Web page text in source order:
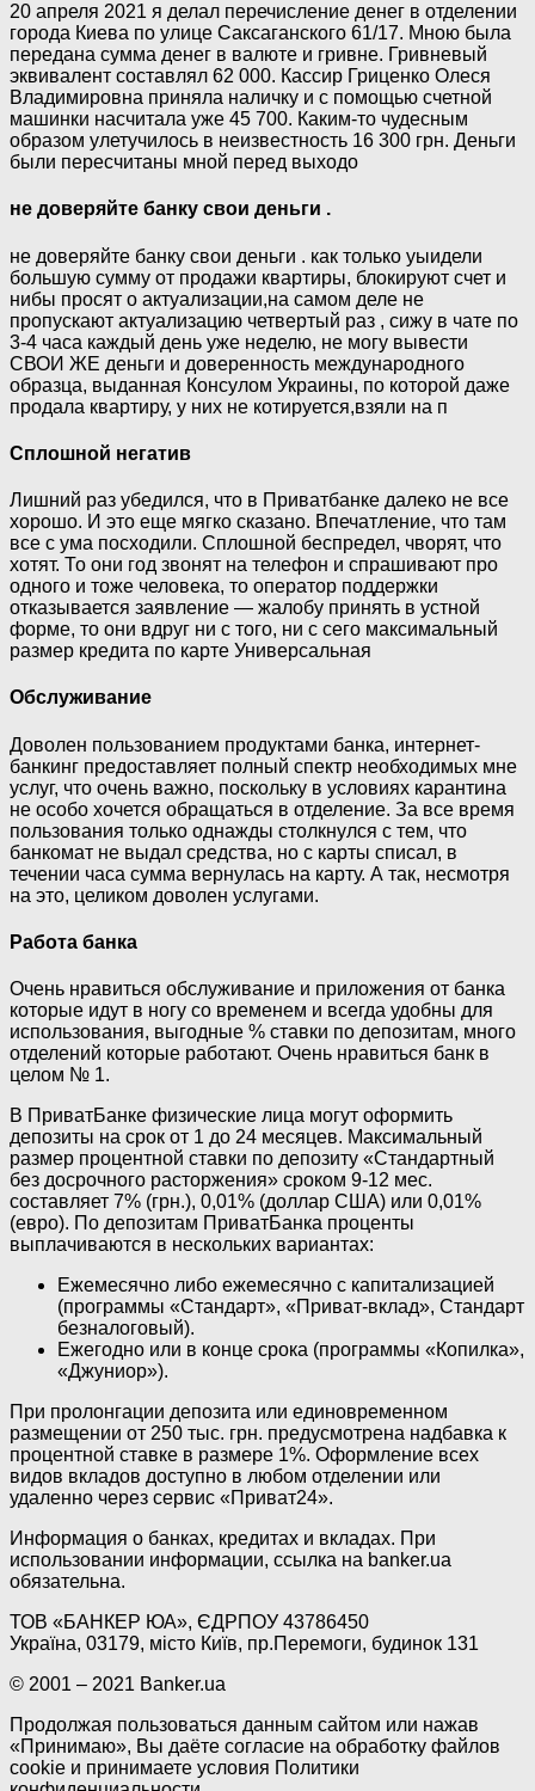
20 апреля 2021 я делал перечисление денег в отделении
города Киева по улице Саксаганского 61/17. Мною была
передана сумма денег в валюте и гривне. Гривневый
эквивалент составлял 62 000. Кассир Гриценко Олеся
Владимировна приняла наличку и с помощью счетной
машинки насчитала уже 45 700. Каким-то чудесным
образом улетучилось в неизвестность 16 300 грн. Деньги
были пересчитаны мной перед выходо
не доверяйте банку свои деньги .
не доверяйте банку свои деньги . как только уыидели
большую сумму от продажи квартиры, блокируют счет и
нибы просят о актуализации,на самом деле не
пропускают актуализацию четвертый раз , сижу в чате по
3-4 часа каждый день уже неделю, не могу вывести
СВОИ ЖЕ деньги и доверенность международного
образца, выданная Консулом Украины, по которой даже
продала квартиру, у них не котируется,взяли на п
Сплошной негатив
Лишний раз убедился, что в Приватбанке далеко не все
хорошо. И это еще мягко сказано. Впечатление, что там
все с ума посходили. Сплошной беспредел, чворят, что
хотят. То они год звонят на телефон и спрашивают про
одного и тоже человека, то оператор поддержки
отказывается заявление — жалобу принять в устной
форме, то они вдруг ни с того, ни с сего максимальный
размер кредита по карте Универсальная
Обслуживание
Доволен пользованием продуктами банка, интернет-
банкинг предоставляет полный спектр необходимых мне
услуг, что очень важно, поскольку в условиях карантина
не особо хочется обращаться в отделение. За все время
пользования только однажды столкнулся с тем, что
банкомат не выдал средства, но с карты списал, в
течении часа сумма вернулась на карту. А так, несмотря
на это, целиком доволен услугами.
Работа банка
Очень нравиться обслуживание и приложения от банка
которые идут в ногу со временем и всегда удобны для
использования, выгодные % ставки по депозитам, много
отделений которые работают. Очень нравиться банк в
целом № 1.
В ПриватБанке физические лица могут оформить
депозиты на срок от 1 до 24 месяцев. Максимальный
размер процентной ставки по депозиту «Стандартный
без досрочного расторжения» сроком 9-12 мес.
составляет 7% (грн.), 0,01% (доллар США) или 0,01%
(евро). По депозитам ПриватБанка проценты
выплачиваются в нескольких вариантах:
Ежемесячно либо ежемесячно с капитализацией
(программы «Стандарт», «Приват-вклад», Стандарт
безналоговый).
Ежегодно или в конце срока (программы «Копилка»,
«Джуниор»).
При пролонгации депозита или единовременном
размещении от 250 тыс. грн. предусмотрена надбавка к
процентной ставке в размере 1%. Оформление всех
видов вкладов доступно в любом отделении или
удаленно через сервис «Приват24».
Информация о банках, кредитах и вкладах. При
использовании информации, ссылка на banker.ua
обязательна.
ТОВ «БАНКЕР ЮА», ЄДРПОУ 43786450
Україна, 03179, місто Київ, пр.Перемоги, будинок 131
© 2001 – 2021 Banker.ua
Продолжая пользоваться данным сайтом или нажав
«Принимаю», Вы даёте согласие на обработку файлов
cookie и принимаете условия Политики